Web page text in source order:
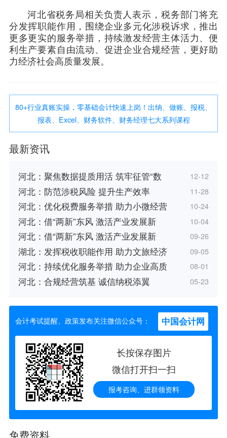
河北省税务局相关负责人表示，税务部门将充
分发挥职能作用，围绕企业多元化涉税诉求，推出
更多更实的服务举措，持续激发经营主体活力、便
利生产要素自由流动、促进企业合规经营，更好助
力经济社会高质量发展。
80+行业真账实操，零基础会计快速上岗！出纳、做账、报税、
报表、Excel、财务软件、财务经理七大系列课程
最新资讯
河北：聚焦数据提质用活 筑牢征管“数 12-12
河北：防范涉税风险 提升生产效率 11-28
河北：优化税费服务举措 助力小微经营 10-24
河北：借“两新”东风 激活产业发展新 10-04
河北：借“两新”东风 激活产业发展新 09-26
湖北：发挥税收职能作用 助力文旅经济 09-05
河北：持续优化服务举措 助力企业高质 08-01
河北：合规经营筑基 诚信纳税添翼 05-23
会计考试提醒、政策发布关注微信公众号： 中国会计网
长按保存图片
微信打开扫一扫
报考咨询、进群领资料
免费资料